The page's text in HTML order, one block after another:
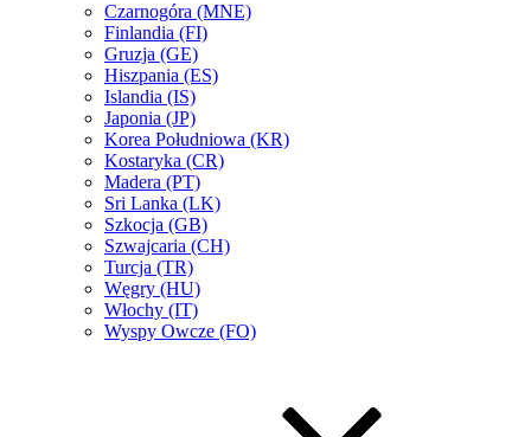
Czarnogóra (MNE)
Finlandia (FI)
Gruzja (GE)
Hiszpania (ES)
Islandia (IS)
Japonia (JP)
Korea Południowa (KR)
Kostaryka (CR)
Madera (PT)
Sri Lanka (LK)
Szkocja (GB)
Szwajcaria (CH)
Turcja (TR)
Węgry (HU)
Włochy (IT)
Wyspy Owcze (FO)